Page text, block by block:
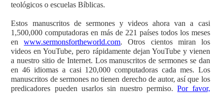
teológicos o escuelas Bíblicas.
Estos manuscritos de sermones y videos ahora van a casi
1,500,000 computadoras en más de 221 países todos los meses
enwww.sermonsfortheworld.com. Otros cientos miran los
videos en YouTube, pero rápidamente dejan YouTube y vienen
a nuestro sitio de Internet. Los manuscritos de sermones se dan
en 46 idiomas a casi 120,000 computadoras cada mes. Los
manuscritos de sermones no tienen derecho de autor, así que los
predicadores pueden usarlos sin nuestro permiso.Por favor,